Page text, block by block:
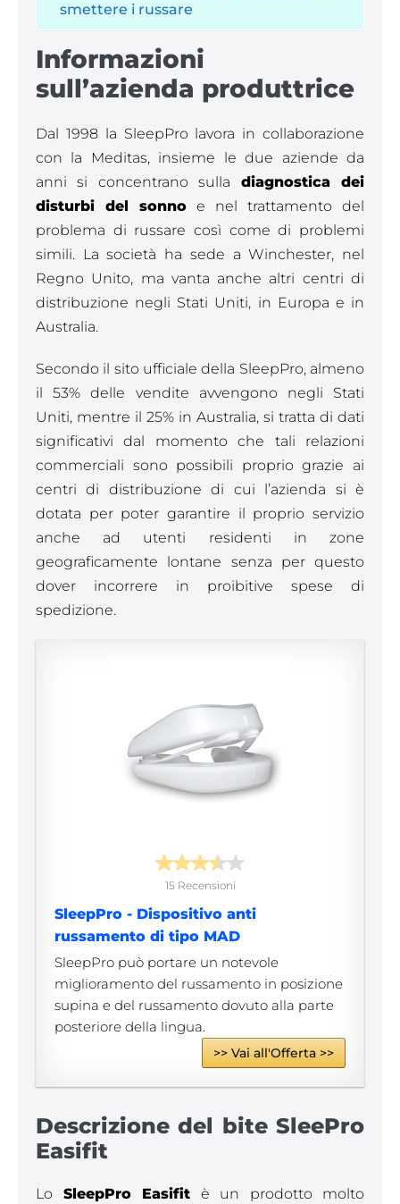
smettere i russare
Informazioni
sull’azienda produttrice
Dal 1998 la SleepPro lavora in collaborazione
con la Meditas, insieme le due aziende da
anni si concentrano sulla diagnostica dei
disturbi del sonno e nel trattamento del
problema di russare così come di problemi
simili. La società ha sede a Winchester, nel
Regno Unito, ma vanta anche altri centri di
distribuzione negli Stati Uniti, in Europa e in
Australia.
Secondo il sito ufficiale della SleepPro, almeno
il 53% delle vendite avvengono negli Stati
Uniti, mentre il 25% in Australia, si tratta di dati
significativi dal momento che tali relazioni
commerciali sono possibili proprio grazie ai
centri di distribuzione di cui l’azienda si è
dotata per poter garantire il proprio servizio
anche ad utenti residenti in zone
geograficamente lontane senza per questo
dover incorrere in proibitive spese di
spedizione.
15 Recensioni
SleepPro - Dispositivo anti
russamento di tipo MAD
SleepPro può portare un notevole
miglioramento del russamento in posizione
supina e del russamento dovuto alla parte
posteriore della lingua.
>> Vai all'Offerta >>
Descrizione del bite SleePro
Easifit
Lo SleepPro Easifit è un prodotto molto